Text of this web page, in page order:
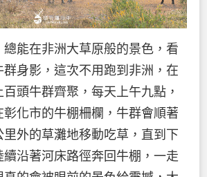
能在非洲大草原般的景色，看
群身影，這次不用跑到非洲，在
頭牛群齊聚，每天上午九點，
化市的牛棚柵欄，牛群會順著
外的草灘地移動吃草，直到下
續沿著河床路徑奔回牛棚，一走